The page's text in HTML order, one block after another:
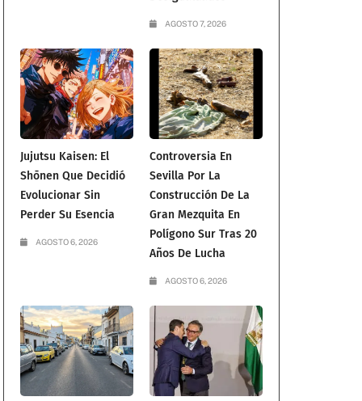
AGOSTO 7, 2026
Jujutsu Kaisen: El
Shōnen Que Decidió
Evolucionar Sin
Perder Su Esencia
AGOSTO 6, 2026
Controversia En
Sevilla Por La
Construcción De La
Gran Mezquita En
Polígono Sur Tras 20
Años De Lucha
AGOSTO 6, 2026